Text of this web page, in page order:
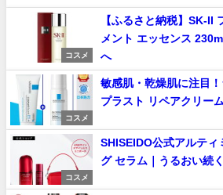
コスメ
【ふるさと納税】SK-II
メント エッセンス
へ
コスメ
敏感肌・乾燥肌に注目
プラスト リペアクリー
コスメ
SHISEIDO公式アルティ
グ セラム｜うるおい続